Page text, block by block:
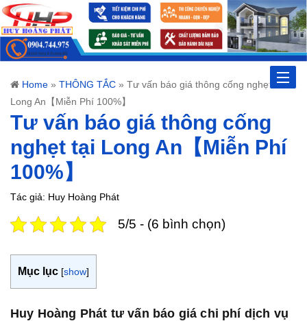
Toggle
Home » THÔNG TẮC » Tư vấn báo giá thông cống nghẹt tại
Long An【Miễn Phí 100%】
Tư vấn báo giá thông cống
nghẹt tại Long An【Miễn Phí
100%】
Tác giả: Huy Hoàng Phát
5/5 - (6 bình chọn)
Mục lục [show]
Huy Hoàng Phát tư vấn báo giá chi phí dịch vụ